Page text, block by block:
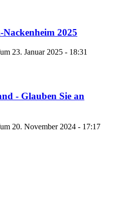
2025
23. Januar 2025 - 18:31
- Glauben Sie an
20. November 2024 - 17:17